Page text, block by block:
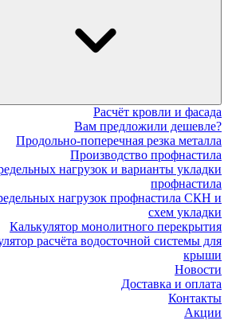
Расчёт кровли и фасада
Вам предложили дешевле?
Продольно-поперечная резка металла
Производство профнастила
нагрузок и варианты укладки
профнастила
нагрузок профнастила СКН и
схем укладки
Калькулятор монолитного перекрытия
расчёта водосточной системы для
крыши
Новости
Доставка и оплата
Контакты
Акции